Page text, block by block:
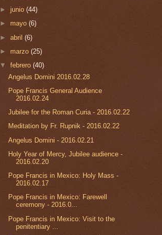
►junio(44)
►mayo(6)
►abril(6)
► marzo(25)
▼febrero(40)
Angelus Domini 2016.02.28
Pope Francis General Audience
2016.02.24
Jubilee for the Roman Curia - 2016.02.22
Meditation by Fr. Rupnik - 2016.02.22
Angelus Domini - 2016.02.21
Holy Year of Mercy, Jubilee audience -
2016.02.20
Pope Francis in Mexico: Holy Mass -
2016.02.17
Pope Francis in Mexico: Farewell
ceremony - 2016.0...
Pope Francis in Mexico: Visit to the
penitentiary ...